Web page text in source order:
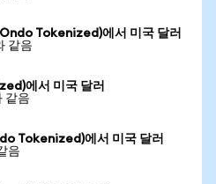
Tokenized)에서 미국 달러
같음
에서 미국 달러
같음
Tokenized)에서 미국 달러
음